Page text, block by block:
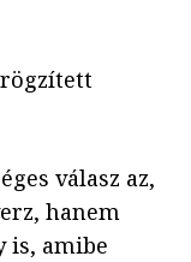
válasz az,
hanem
is, amibe